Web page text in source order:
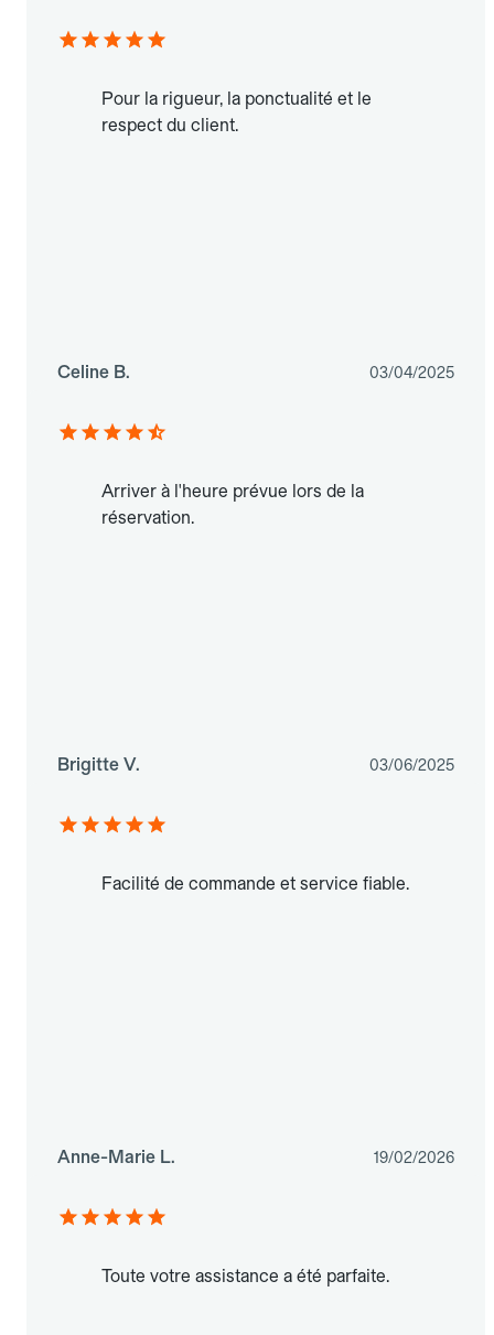
Pour la rigueur, la ponctualité et le
respect du client.
Celine B. 03/04/2025
Arriver à l'heure prévue lors de la
réservation.
Brigitte V. 03/06/2025
Facilité de commande et service fiable.
Anne-Marie L. 19/02/2026
Toute votre assistance a été parfaite.